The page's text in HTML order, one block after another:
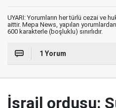
UYARI: Yorumların her türlü cezai ve
aittir. Mepa News, yapılan
600 karakterle (boşluklu) sınırlıdır.
1 Yorum
İsrail ordusu: